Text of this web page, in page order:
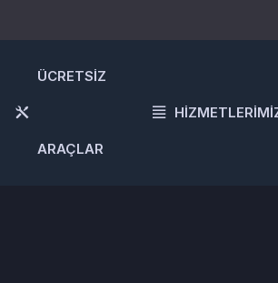
ÜCRETSİZ
ARAÇLAR